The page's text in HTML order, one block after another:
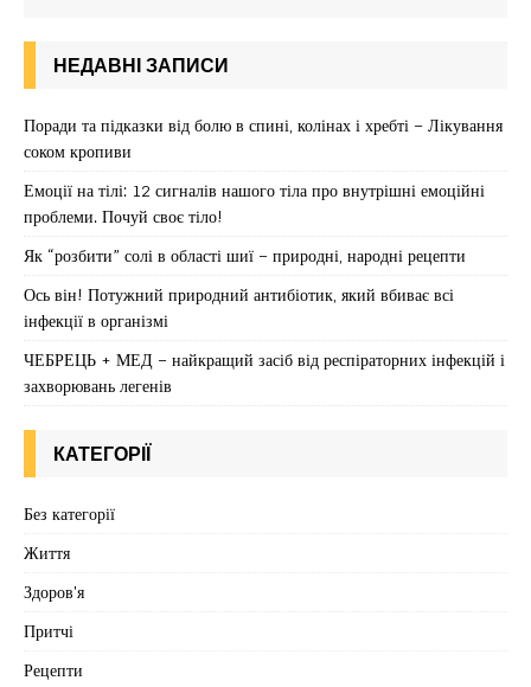
НЕДАВНІ ЗАПИСИ
Поради та підказки від болю в спині, колінах і хребті – Лікування
соком кропиви
Емоції на тілі: 12 сигналів нашого тіла про внутрішні емоційні
проблеми. Почуй своє тіло!
Як “розбити” солі в області шиї – природні, народні рецепти
Ось він! Потужний природний антибіотик, який вбиває всі
інфекції в організмі
ЧЕБРЕЦЬ + МЕД – найкращий засіб від респіраторних інфекцій і
захворювань легенів
КАТЕГОРІЇ
Без категорії
Життя
Здоров'я
Притчі
Рецепти